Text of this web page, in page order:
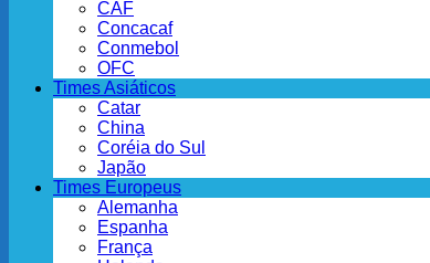
CAF
Concacaf
Conmebol
OFC
Times Asiáticos
Catar
China
Coréia do Sul
Japão
Times Europeus
Alemanha
Espanha
França